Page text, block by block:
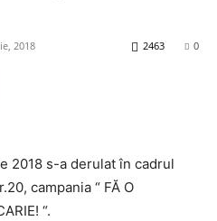
2018 0
2463
2018 s-a derulat în cadrul
campania “ FĂ O
“.